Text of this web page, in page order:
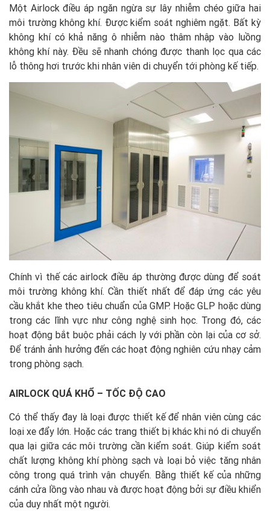
Một Airlock điều áp ngăn ngừa sự lây nhiễm chéo giữa hai
môi trường không khí. Được kiểm soát nghiêm ngặt. Bất kỳ
không khí có khả năng ô nhiễm nào thâm nhập vào luồng
không khí này. Đều sẽ nhanh chóng được thanh lọc qua các
lỗ thông hơi trước khi nhân viên di chuyển tới phòng kế tiếp.
Chính vì thế các airlock điều áp thường được dùng để soát
môi trường không khí. Cần thiết nhất để đáp ứng các yêu
cầu khắt khe theo tiêu chuẩn của GMP. Hoặc GLP hoặc dùng
trong các lĩnh vực như công nghệ sinh học. Trong đó, các
hoạt động bắt buộc phải cách ly với phần còn lại của cơ sở.
Để tránh ảnh hưởng đến các hoạt động nghiên cứu nhạy cảm
trong phòng sạch.
AIRLOCK QUÁ KHỔ – TỐC ĐỘ CAO
Có thể thấy đay là loại được thiết kế để nhân viên cùng các
loại xe đẩy lớn. Hoặc các trang thiết bị khác khi nó di chuyển
qua lại giữa các môi trường cần kiểm soát. Giúp kiểm soát
chất lượng không khí phòng sạch và loại bỏ việc tăng nhân
công trong quá trình vận chuyển. Bằng thiết kế của những
cánh cửa lồng vào nhau và được hoạt động bởi sự điều khiển
của duy nhất một người.